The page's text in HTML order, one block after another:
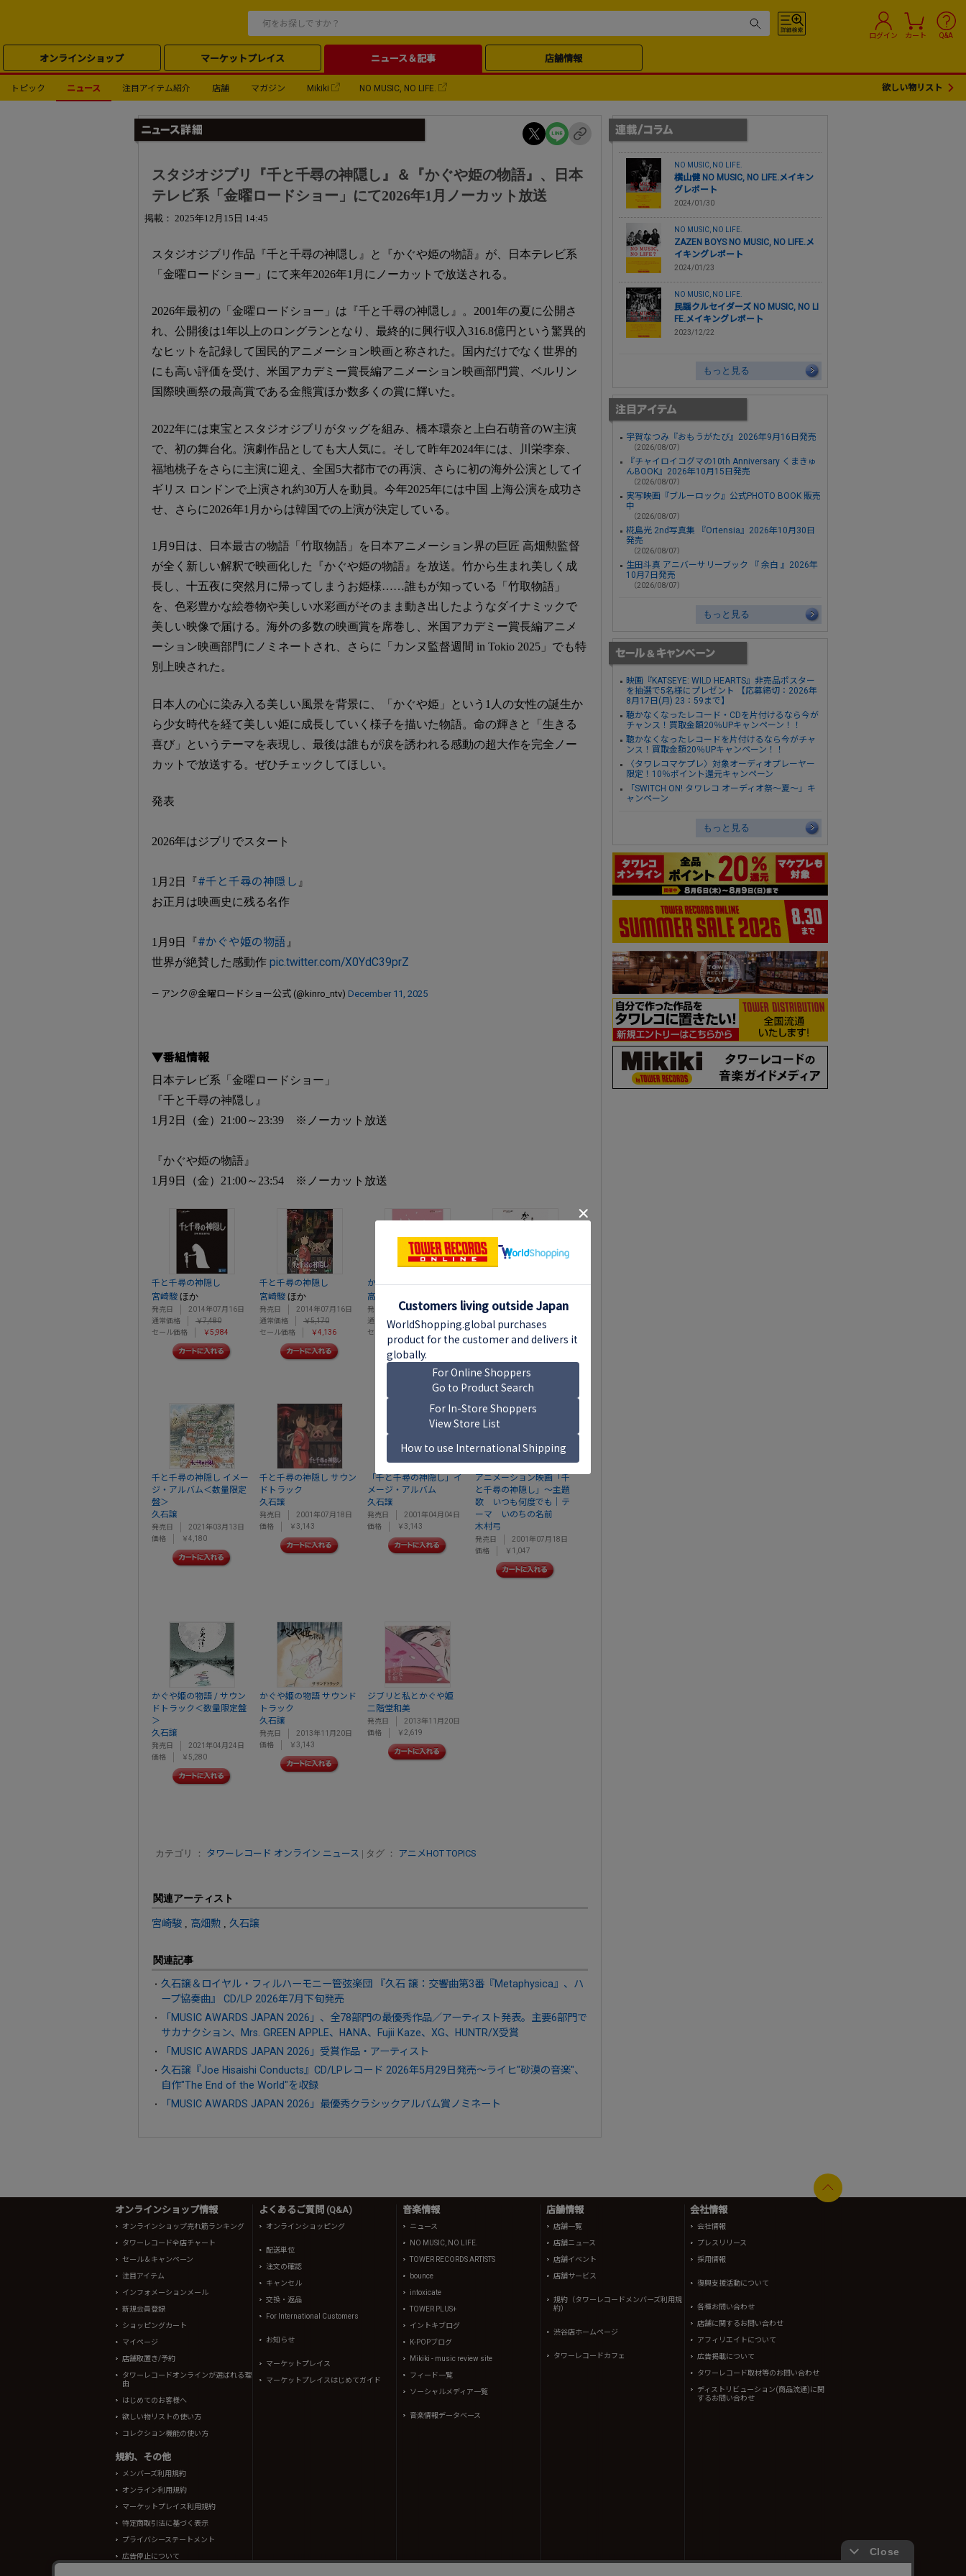
ログイン カート Q&A
オンラインショップ マーケットプレイス ニュース＆記事 店舗情報
トピック ニュース 注目アイテム紹介 店舗 マガジン Mikiki NO MUSIC, NO LIFE. 欲しい物リスト
スタジオジブリ『千と千尋の神隠し』＆『かぐや姫の物語』、日本
テレビ系「金曜ロードショー」にて2026年1月ノーカット放送
掲載： 2025年12月15日 14:45
スタジオジブリ作品『千と千尋の神隠し』と『かぐや姫の物語』が、日本テレビ系
「金曜ロードショー」にて来年2026年1月にノーカットで放送される。
2026年最初の「金曜ロードショー」は『千と千尋の神隠し』。2001年の夏に公開さ
れ、公開後は1年以上のロングランとなり、最終的に興行収入316.8億円という驚異的
なヒットを記録して国民的アニメーション映画と称された。国内だけでなく世界的
にも高い評価を受け、米国アカデミー賞長編アニメーション映画部門賞、ベルリン
国際映画祭の最高賞である金熊賞ほか数多くの賞に輝いた。
2022年には東宝とスタジオジブリがタッグを組み、橋本環奈と上白石萌音のW主演
で、初の舞台化。演劇作品としても大人気に。そして昨年2024年には、川栄李奈、
福地桃子をさらに主演に迎え、全国5大都市での再演、さらに初の海外公演としてイ
ギリス ロンドンで上演され約30万人を動員。今年2025年には中国 上海公演を成功さ
せ、さらに2026年1月からは韓国での上演が決定している。
1月9日は、日本最古の物語「竹取物語」を日本アニメーション界の巨匠 高畑勲監督
が全く新しい解釈で映画化した『かぐや姫の物語』を放送。竹から生まれ美しく成
長し、十五夜に突然月に帰ってしまうお姫様……誰もが知っている「竹取物語」
を、色彩豊かな絵巻物や美しい水彩画がそのまま動き出したようなダイナミックで
美しい映像で届ける。海外の多数の映画賞を席巻し、米国アカデミー賞長編アニメ
ーション映画部門にノミネートされ、さらに「カンヌ監督週間 in Tokio 2025」でも特
別上映された。
日本人の心に染み入る美しい風景を背景に、「かぐや姫」という1人の女性の誕生か
ら少女時代を経て美しい姫に成長していく様子を描いた物語。命の輝きと「生きる
喜び」というテーマを表現し、最後は誰もが涙を誘われる感動の超大作を完全ノー
カットで放送する。ぜひチェックしてほしい。
発表
2026年はジブリでスタート
1月2日『#千と千尋の神隠し 』
お正月は映画史に残る名作
1月9日『#かぐや姫の物語 』
世界が絶賛した感動作 pic.twitter.com/X0YdC39prZ
— アンク＠金曜ロードショー公式 (@kinro_ntv) December 11, 2025
▼番組情報
日本テレビ系「金曜ロードショー」
『千と千尋の神隠し』
1月2日（金）21:00～23:39 ※ノーカット放送
『かぐや姫の物語』
1月9日（金）21:00～23:54 ※ノーカット放送
千と千尋の神隠し
宮崎駿 ほか
発売日
2014年07月16日
通常価格
￥7,480
セール価格
￥5,984
千と千尋の神隠し
宮崎駿 ほか
発売日
2014年07月16日
通常価格
￥5,170
セール価格
￥4,136
かぐや姫の物語
高畑勲
発売日
2014年12月03日
通常価格
￥7,480
セール価格
￥5,984
かぐや姫の物語
発売日
2014年12月03日
通常価格
￥5,170
セール価格
千と千尋の神隠し イメー
ジ・アルバム＜数量限定
盤＞
久石譲
発売日
2021年03月13日
価格
￥4,180
千と千尋の神隠し サウン
ドトラック
久石譲
発売日
2001年07月18日
価格
￥3,143
「千と千尋の神隠し」イ
メージ・アルバム
久石譲
発売日
2001年04月04日
価格
￥3,143
アニメーション映画「千
と千尋の神隠し」～主題
歌 いつも何度でも｜テ
ーマ いのちの名前
木村弓
発売日
2001年07月18日
価格
￥1,047
かぐや姫の物語 / サウン
ドトラック＜数量限定盤
＞
久石譲
発売日
2021年04月24日
価格
￥5,280
かぐや姫の物語 サウンド
トラック
久石譲
発売日
2013年11月20日
価格
￥3,143
ジブリと私とかぐや姫
二階堂和美
発売日
2013年11月20日
価格
￥2,619
カテゴリ ： タワーレコード オンライン ニュース | タグ ： アニメHOT TOPICS
関連アーティスト
宮崎駿 高畑勲 久石譲
関連記事
久石譲＆ロイヤル・フィルハーモニー管弦楽団 『久石 譲：交響曲第3番『Metaphysica』、ハ
ープ協奏曲』 CD/LP 2026年7月下旬発売
「MUSIC AWARDS JAPAN 2026」、全78部門の最優秀作品／アーティスト発表。主要6部門で
サカナクション、Mrs. GREEN APPLE、HANA、Fujii Kaze、XG、HUNTR/X受賞
「MUSIC AWARDS JAPAN 2026」受賞作品・アーティスト
久石譲『Joe Hisaishi Conducts』CD/LPレコード 2026年5月29日発売～ライヒ"砂漠の音楽"、
自作"The End of the World"を収録
「MUSIC AWARDS JAPAN 2026」最優秀クラシックアルバム賞ノミネート
NO MUSIC, NO LIFE.
横山健 NO MUSIC, NO LIFE.メイキン
グレポート
2024/01/30
NO MUSIC, NO LIFE.
ZAZEN BOYS NO MUSIC, NO LIFE.メ
イキングレポート
2024/01/23
NO MUSIC, NO LIFE.
民謡クルセイダーズ NO MUSIC, NO LI
FE.メイキングレポート
2023/12/22
もっと見る
宇賀なつみ『おもうがたび』2026年9月16日発売
（2026/08/07）
『チャイロイコグマの10th Anniversary くまきゅ
んBOOK』2026年10月15日発売
（2026/08/07）
実写映画『ブルーロック』公式PHOTO BOOK 販売
中
（2026/08/07）
椛島光 2nd写真集 『Ortensia』2026年10月30日
発売
（2026/08/07）
生田斗真 アニバーサリーブック 『 余白 』2026年
10月7日発売
（2026/08/07）
もっと見る
映画『KATSEYE: WILD HEARTS』非売品ポスター
を抽選で5名様にプレゼント 【応募締切：2026年
8月17日(月) 23：59まで】
聴かなくなったレコード・CDを片付けるなら今が
チャンス！買取金額20％UPキャンペーン！！
聴かなくなったレコードを片付けるなら今がチャ
ンス！買取金額20％UPキャンペーン！！
〈タワレコマケプレ〉対象オーディオプレーヤー
限定！10％ポイント還元キャンペーン
「SWITCH ON! タワレコ オーディオ祭～夏～」キ
ャンペーン
もっと見る
オンラインショップ情報
オンラインショップ売れ筋ランキング
タワーレコード全店チャート
セール＆キャンペーン
注目アイテム
インフォメーションメール
新規会員登録
ショッピングカート
マイページ
店舗取置き/予約
タワーレコードオンラインが選ばれる理
由
はじめてのお客様へ
欲しい物リストの使い方
コレクション機能の使い方
規約、その他
メンバーズ利用規約
オンライン利用規約
マーケットプレイス利用規約
特定商取引法に基づく表示
プライバシーステートメント
広告停止について
よくあるご質問 (Q&A)
オンラインショッピング
配送単位
注文の確認
キャンセル
交換・返品
For International Customers
お知らせ
マーケットプレイス
マーケットプレイスはじめてガイド
音楽情報
ニュース
NO MUSIC, NO LIFE.
TOWER RECORDS ARTISTS
bounce
intoxicate
TOWER PLUS+
イントキブログ
K-POPブログ
Mikiki - music review site
フィード一覧
ソーシャルメディア一覧
音楽情報データベース
店舗情報
店舗一覧
店舗ニュース
店舗イベント
店舗サービス
規約（タワーレコードメンバーズ利用規
約）
渋谷店ホームページ
タワーレコードカフェ
会社情報
会社情報
プレスリリース
採用情報
復興支援活動について
各種お問い合わせ
店舗に関するお問い合わせ
アフィリエイトについて
広告掲載について
タワーレコード取材等のお問い合わせ
ディストリビューション(商品流通)に関
するお問い合わせ